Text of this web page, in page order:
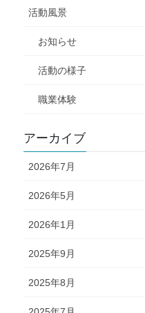
活動風景
お知らせ
活動の様子
職業体験
アーカイブ
2026年7月
2026年5月
2026年1月
2025年9月
2025年8月